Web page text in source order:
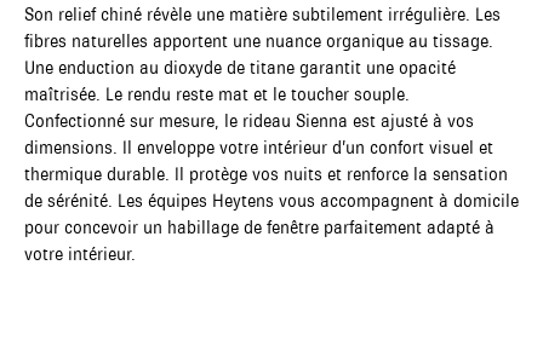
Son relief chiné révèle une matière subtilement irrégulière. Les
fibres naturelles apportent une nuance organique au tissage.
Une enduction au dioxyde de titane garantit une opacité
maîtrisée. Le rendu reste mat et le toucher souple.
Confectionné sur mesure, le rideau Sienna est ajusté à vos
dimensions. Il enveloppe votre intérieur d’un confort visuel et
thermique durable. Il protège vos nuits et renforce la sensation
de sérénité. Les équipes Heytens vous accompagnent à domicile
pour concevoir un habillage de fenêtre parfaitement adapté à
votre intérieur.